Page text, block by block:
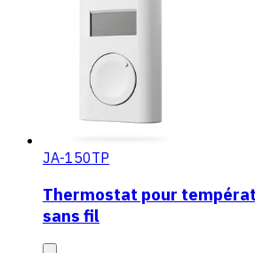
JA-150TP
Thermostat pour
sans fil